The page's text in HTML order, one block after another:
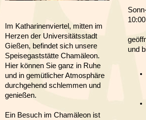
Tages-Angebote
Pizza-Happy Hour
All-In-Angebot
Catering-Service
Lage und
und
Im Katharinenviertel, mitten im
Herzen der Universitätsstadt
Gießen, befindet sich unsere
Speisegaststätte Chamäleon.
Hier können Sie ganz in Ruhe
und in gemütlicher Atmosphäre
durchgehend schlemmen und
genießen.
Ein Besuch im Chamäleon ist